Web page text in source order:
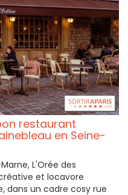
restaurant
en Seine-
L'Orée des
et locavore
dans un cadre cosy rue